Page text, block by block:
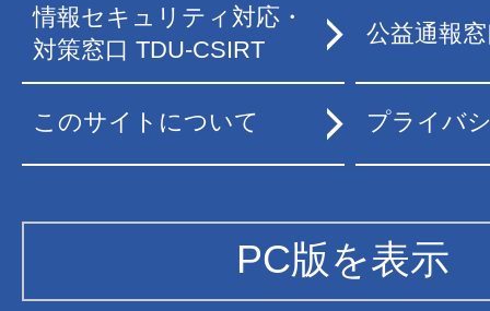
情報セキュリティ対応・
対策窓口 TDU-CSIRT
公益通報
このサイトについて プライバ
PC版を表示